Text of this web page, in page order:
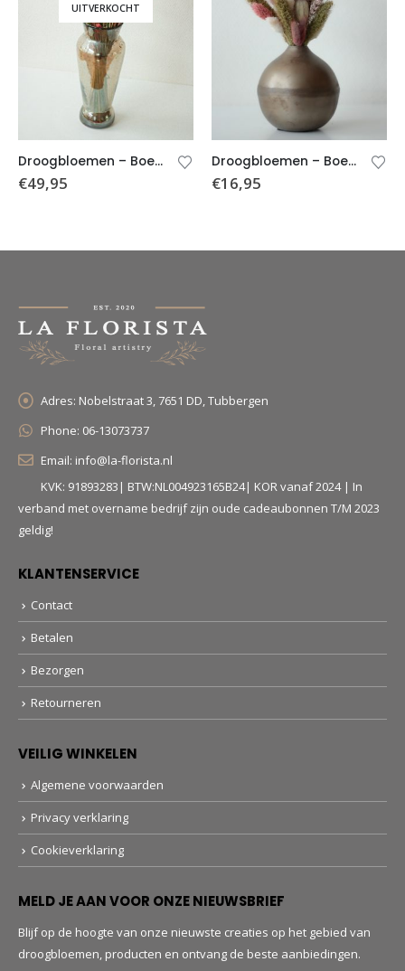
UITVERKOCHT
Droogbloemen – Boeket Fay (incl. vaas Ø12,5×30 cm)
€49,95
Droogbloemen – Boeket Fenne (incl. vaas)
€16,95
Adres: Nobelstraat 3, 7651 DD, Tubbergen
Phone: 06-13073737
Email: info@la-florista.nl
KVK: 91893283| BTW:NL004923165B24| KOR vanaf 2024 | In
verband met overname bedrijf zijn oude cadeaubonnen T/M 2023
geldig!
KLANTENSERVICE
Contact
Betalen
Bezorgen
Retourneren
VEILIG WINKELEN
Algemene voorwaarden
Privacy verklaring
Cookieverklaring
MELD JE AAN VOOR ONZE NIEUWSBRIEF
Blijf op de hoogte van onze nieuwste creaties op het gebied van
droogbloemen, producten en ontvang de beste aanbiedingen.